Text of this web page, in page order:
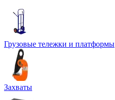
Грузовые тележки и платформы
Захваты